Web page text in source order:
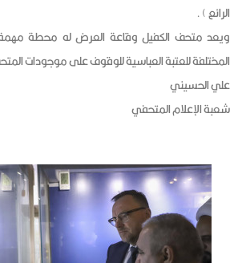
الرائع ) .
ويعد متحف الكفيل وقاعة العرض له محطة مهمة
المختلفة للعتبة العباسية للوقوف على موجودات
علي الحسيني
شعبة الإعلام المتحفي